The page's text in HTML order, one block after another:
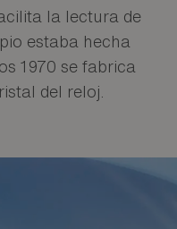
la lectura de
estaba hecha
1970 se fabrica
del reloj.